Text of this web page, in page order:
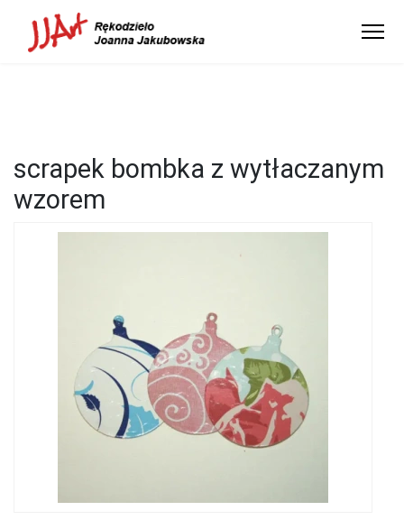
scrapek bombka z wytłaczanym
wzorem